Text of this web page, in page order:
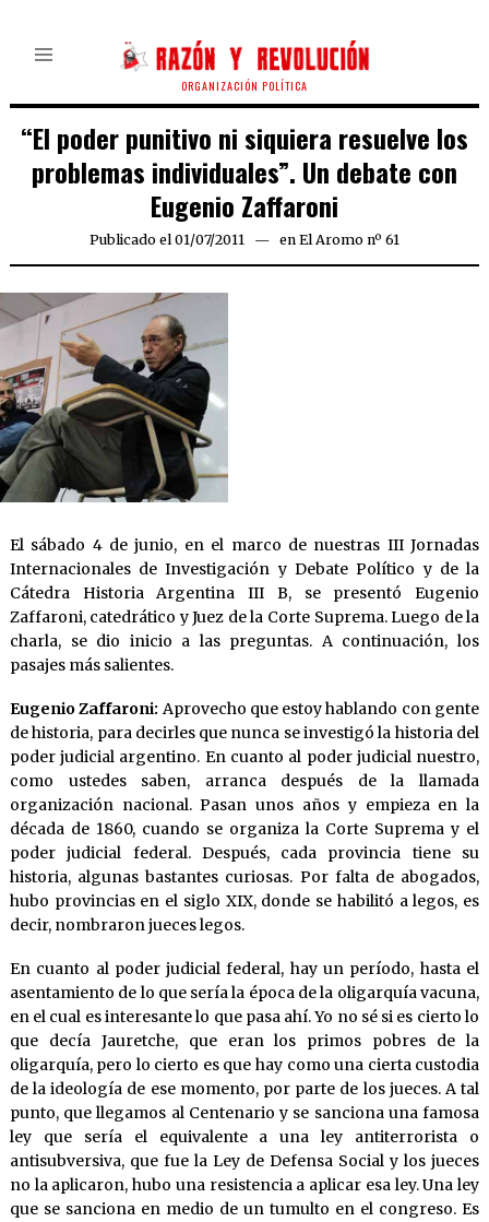
ORGANIZACIÓN POLÍTICA
“El poder punitivo ni siquiera resuelve los
problemas individuales”. Un debate con
Eugenio Zaffaroni
Publicado el 01/07/201112/09/2020
en El Aromo nº 61
El sábado 4 de junio, en el marco de nuestras III Jornadas
Internacionales de Investigación y Debate Político y de la
Cátedra Historia Argentina III B, se presentó Eugenio
Zaffaroni, catedrático y Juez de la Corte Suprema. Luego de la
charla, se dio inicio a las preguntas. A continuación, los
pasajes más salientes.
Eugenio Zaffaroni: Aprovecho que estoy hablando con gente
de historia, para decirles que nunca se investigó la historia del
poder judicial argentino. En cuanto al poder judicial nuestro,
como ustedes saben, arranca después de la llamada
organización nacional. Pasan unos años y empieza en la
década de 1860, cuando se organiza la Corte Suprema y el
poder judicial federal. Después, cada provincia tiene su
historia, algunas bastantes curiosas. Por falta de abogados,
hubo provincias en el siglo XIX, donde se habilitó a legos, es
decir, nombraron jueces legos.
En cuanto al poder judicial federal, hay un período, hasta el
asentamiento de lo que sería la época de la oligarquía vacuna,
en el cual es interesante lo que pasa ahí. Yo no sé si es cierto lo
que decía Jauretche, que eran los primos pobres de la
oligarquía, pero lo cierto es que hay como una cierta custodia
de la ideología de ese momento, por parte de los jueces. A tal
punto, que llegamos al Centenario y se sanciona una famosa
ley que sería el equivalente a una ley antiterrorista o
antisubversiva, que fue la Ley de Defensa Social y los jueces
no la aplicaron, hubo una resistencia a aplicar esa ley. Una ley
que se sanciona en medio de un tumulto en el congreso. Es